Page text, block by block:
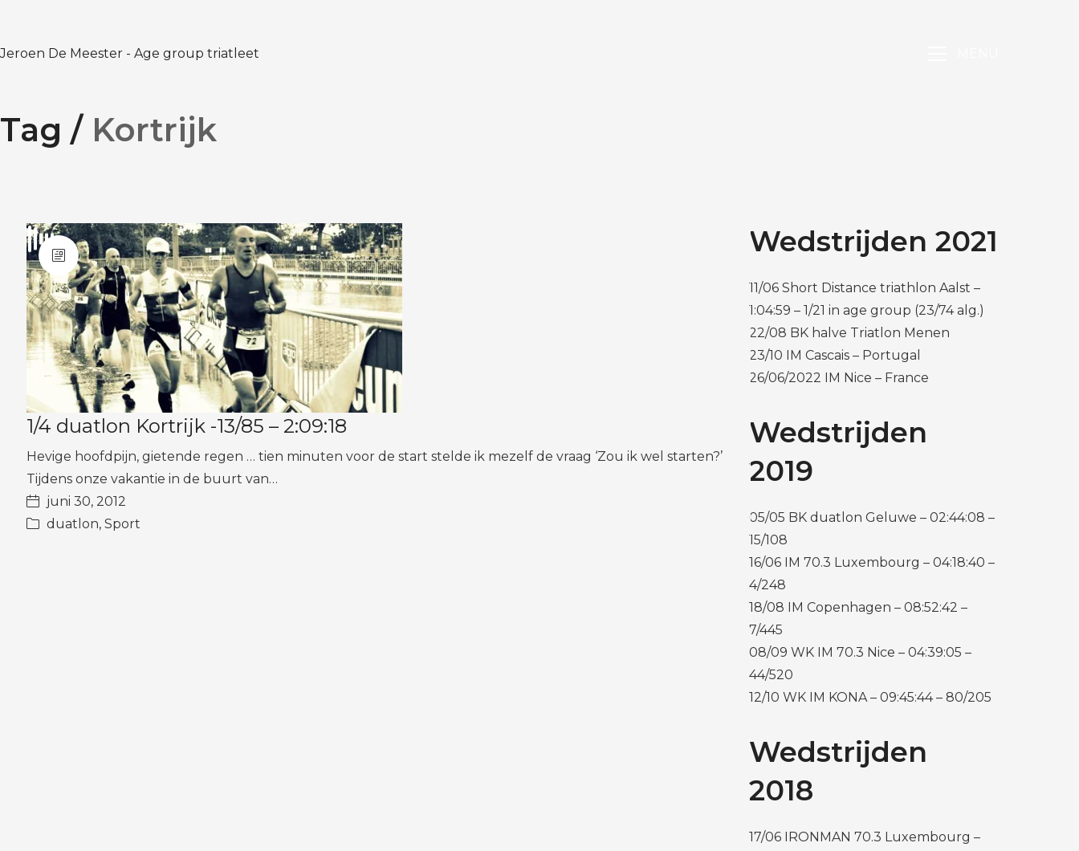
Jeroen De Meester - Age group triatleet
Tag / Kortrijk
1/4 duatlon Kortrijk -13/85 – 2:09:18
Hevige hoofdpijn, gietende regen … tien minuten voor de start stelde ik mezelf de vraag ‘Zou ik wel starten?’
Tijdens onze vakantie in de buurt van…
juni 30, 2012
duatlon, Sport
Wedstrijden 2021
11/06 Short Distance triathlon Aalst –
1:04:59 – 1/21 in age group (23/74 alg.)
22/08 BK halve Triatlon Menen
23/10 IM Cascais – Portugal
26/06/2022 IM Nice – France
Wedstrijden
2019
05/05 BK duatlon Geluwe – 02:44:08 –
15/108
16/06 IM 70.3 Luxembourg – 04:18:40 –
4/248
18/08 IM Copenhagen – 08:52:42 –
7/445
08/09 WK IM 70.3 Nice – 04:39:05 –
44/520
12/10 WK IM KONA – 09:45:44 – 80/205
Wedstrijden
2018
17/06 IRONMAN 70.3 Luxembourg –